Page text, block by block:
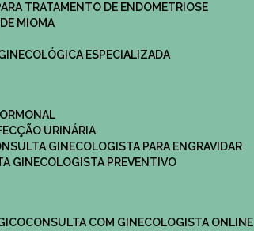
TRATAMENTO DE ENDOMETRIOSE
MIOMA
GINECOLÓGICA ESPECIALIZADA
URINÁRIA
GINECOLOGISTA PARA ENGRAVIDAR
GINECOLOGISTA PREVENTIVO
CONSULTA COM GINECOLOGISTA ONLINE​